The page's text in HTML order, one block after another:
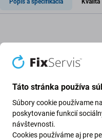
Popis a špecifikácia Kvalita
Sada spodných
Ak spodné skrutky
poškodené alebo
ich výmenu.
Táto stránka používa
Súbory cookie používame
poskytovanie funkcií
návštevnosti.
Cookies používáme aj pre